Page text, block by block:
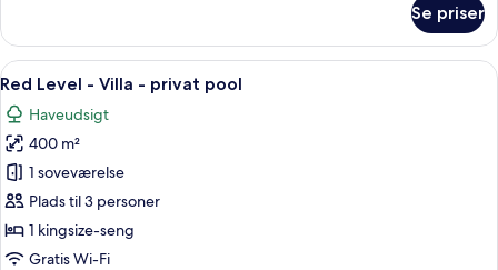
Whirlpool
Level
Junior
Suite
Ocean
View
with
Whirlpool
Se priser
Indlæs
alle
billeder
af
Red
Level
-
Villa
Et poolområde med liggestole, en
16
Red Level - Villa - privat pool
Haveudsigt
400 m²
1 soveværelse
Plads til 3 personer
1 kingsize-seng
Gratis Wi-Fi